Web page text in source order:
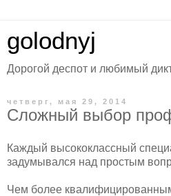
golodnyj
Дорогой деспот и любимый
четверг, мая 29, 2014
Сложный выбор
Каждый высококлассный
задумывался над простым
Чем более